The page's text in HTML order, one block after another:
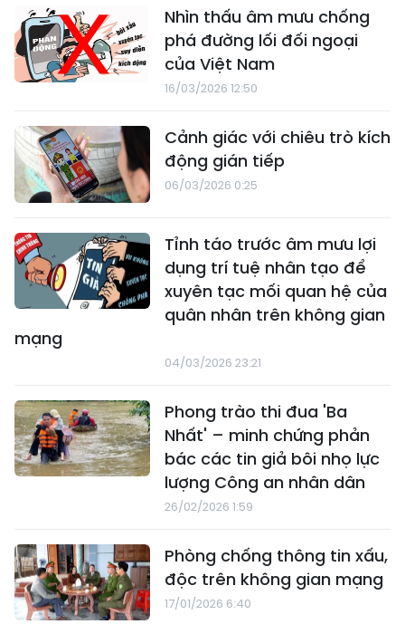
Nhìn thấu âm mưu chống
phá đường lối đối ngoại
của Việt Nam
16/03/2026 12:50
Cảnh giác với chiêu trò kích
động gián tiếp
06/03/2026 0:25
Tỉnh táo trước âm mưu lợi
dụng trí tuệ nhân tạo để
xuyên tạc mối quan hệ của
quân nhân trên không gian
mạng
04/03/2026 23:21
Phong trào thi đua 'Ba
Nhất' – minh chứng phản
bác các tin giả bôi nhọ lực
lượng Công an nhân dân
26/02/2026 1:59
Phòng chống thông tin xấu,
độc trên không gian mạng
17/01/2026 6:40